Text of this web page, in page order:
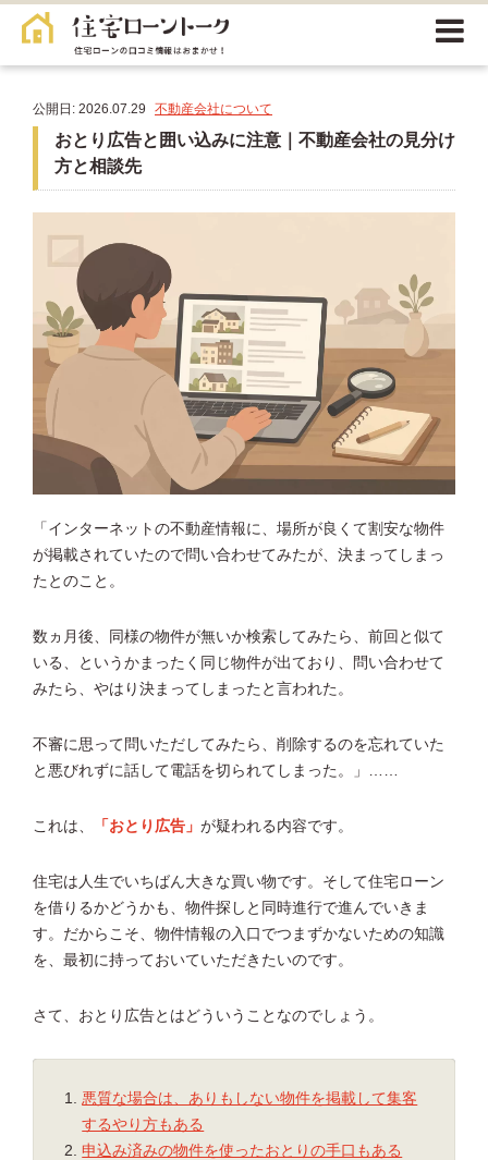
公開日: 2026.07.29 不動産会社について
おとり広告と囲い込みに注意｜不動産会社の見分け
方と相談先
「インターネットの不動産情報に、場所が良くて割安な物件
が掲載されていたので問い合わせてみたが、決まってしまっ
たとのこと。
数ヵ月後、同様の物件が無いか検索してみたら、前回と似て
いる、というかまったく同じ物件が出ており、問い合わせて
みたら、やはり決まってしまったと言われた。
不審に思って問いただしてみたら、削除するのを忘れていた
と悪びれずに話して電話を切られてしまった。」……
これは、 「おとり広告」 が疑われる内容です。
住宅は人生でいちばん大きな買い物です。そして住宅ローン
を借りるかどうかも、物件探しと同時進行で進んでいきま
す。だからこそ、物件情報の入口でつまずかないための知識
を、最初に持っておいていただきたいのです。
さて、おとり広告とはどういうことなのでしょう。
悪質な場合は、ありもしない物件を掲載して集客
するやり方もある
申込み済みの物件を使ったおとりの手口もある